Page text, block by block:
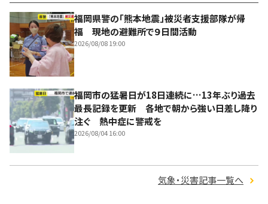
福岡県警の「熊本地震」被災者支援部隊が帰
福 現地の避難所で９日間活動
2026/08/08 19:00
福岡市の猛暑日が18日連続に…13年ぶり過去
最長記録を更新 各地で朝から強い日差し降り
注ぐ 熱中症に警戒を
2026/08/04 16:00
気象・災害記事一覧へ